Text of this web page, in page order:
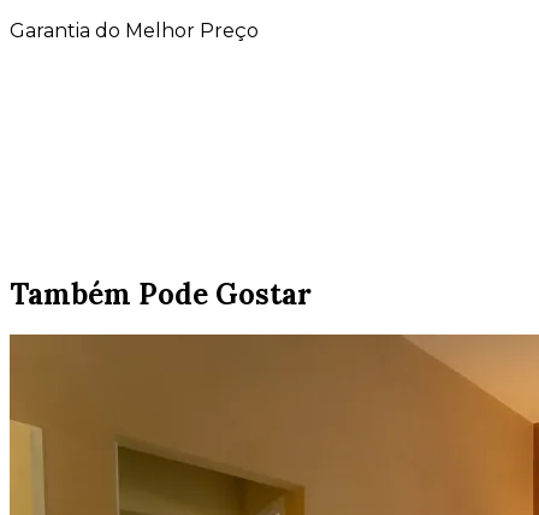
Garantia do Melhor Preço
Também Pode Gostar